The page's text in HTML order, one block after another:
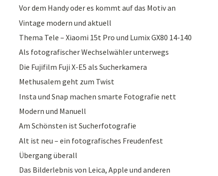
Vor dem Handy oder es kommt auf das Motiv an
Vintage modern und aktuell
Thema Tele – Xiaomi 15t Pro und Lumix GX80 14-140
Als fotografischer Wechselwähler unterwegs
Die Fujifilm Fuji X-E5 als Sucherkamera
Methusalem geht zum Twist
Insta und Snap machen smarte Fotografie nett
Modern und Manuell
Am Schönsten ist Sucherfotografie
Alt ist neu – ein fotografisches Freudenfest
Übergang überall
Das Bilderlebnis von Leica, Apple und anderen